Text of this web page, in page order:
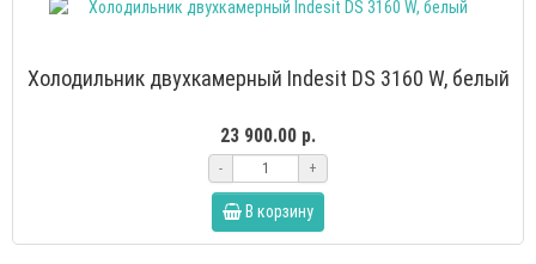
Холодильник двухкамерный Indesit DS 3160 W, белый
23 900.00 р.
- +
В корзину